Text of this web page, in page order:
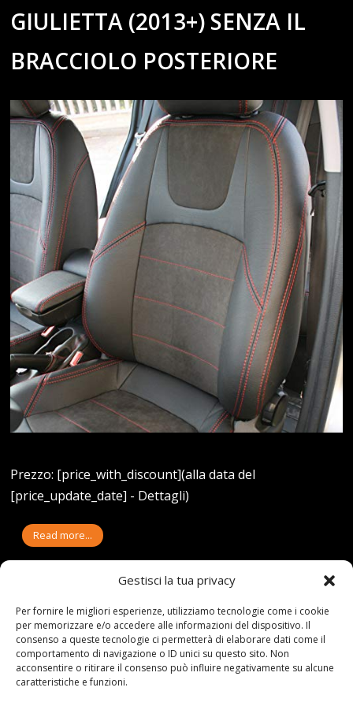
Gestisci la tua privacy
Per fornire le migliori esperienze, utilizziamo tecnologie come i cookie
per memorizzare e/o accedere alle informazioni del dispositivo. Il
consenso a queste tecnologie ci permetterà di elaborare dati come il
comportamento di navigazione o ID unici su questo sito. Non
acconsentire o ritirare il consenso può influire negativamente su alcune
caratteristiche e funzioni.
GIULIETTA (2013+) SENZA IL
BRACCIOLO POSTERIORE
Prezzo: [price_with_discount](alla data del
[price_update_date] - Dettagli)
Read more...
12-03-23
By:redazione
Tag:anatomici,BB6 ,con,COPPIA,guide,Neri, qualità,RECLINABILI,
Sedili, Sportivi,Universali
Category:Shop 0 comments